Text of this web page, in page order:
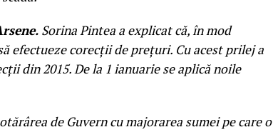
Sorina Pintea a explicat că, în mod
efectueze corecţii de preţuri. Cu acest prilej a
din 2015. De la 1 ianuarie se aplică noile
de Guvern cu majorarea sumei pe care o